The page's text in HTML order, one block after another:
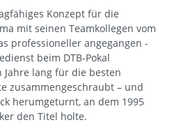
Konzept für die
mit seinen Teamkollegen vom
professioneller angegangen -
beim DTB-Pokal
lang für die besten
zusammengeschraubt – und
herumgeturnt, an dem 1995
den Titel holte.